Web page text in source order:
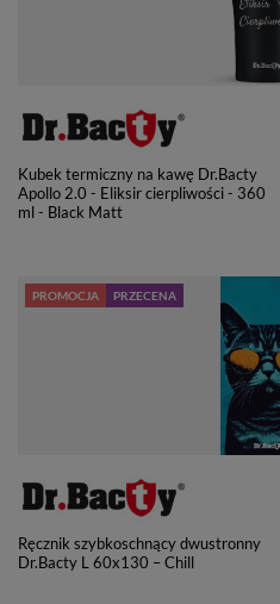
Kubek termiczny na kawę Dr.Bacty
Apollo 2.0 - Eliksir cierpliwości - 360
ml - Black Matt
PROMOCJA PRZECENA
Ręcznik szybkoschnący dwustronny
Dr.Bacty L 60x130 – Chill